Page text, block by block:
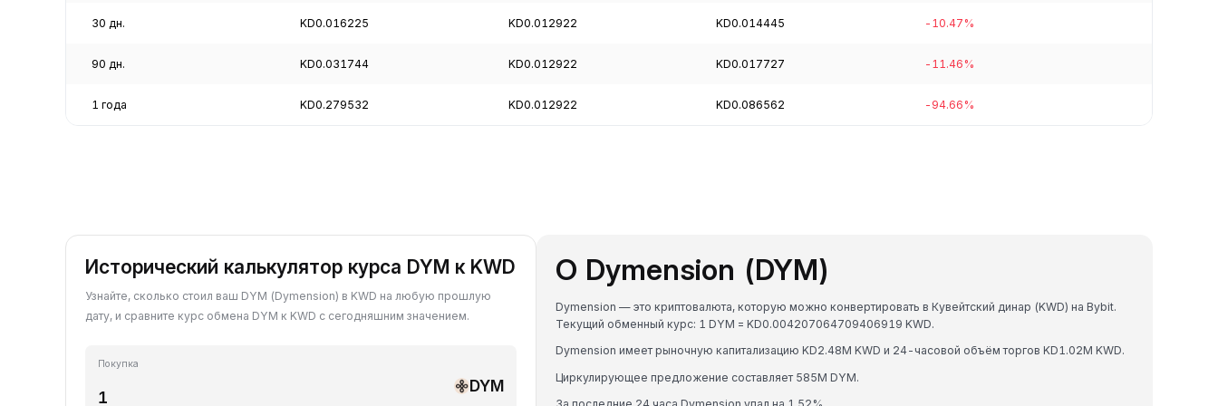
30 дн. KD0.016225 KD0.012922 KD0.014445 -10.47%
90 дн. KD0.031744 KD0.012922 KD0.017727 -11.46%
1 года KD0.279532 KD0.012922 KD0.086562 -94.66%
Исторический калькулятор курса DYM к KWD
Узнайте, сколько стоил ваш DYM (Dymension) в KWD на любую прошлую
дату, и сравните курс обмена DYM к KWD с сегодняшним значением.
Покупка
DYM
О Dymension (DYM)
Dymension — это криптовалюта, которую можно конвертировать в Кувейтский динар (KWD) на Bybit.
Текущий обменный курс: 1 DYM = KD0.004207064709406919 KWD.
Dymension имеет рыночную капитализацию KD2.48M KWD и 24-часовой объём торгов KD1.02M KWD.
Циркулирующее предложение составляет 585M DYM.